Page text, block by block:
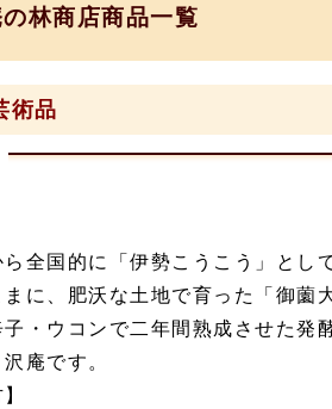
林商店商品一覧
術品
全国的に「伊勢こうこう」とし
に、肥沃な土地で育った「御薗
・ウコンで二年間熟成させた発
庵です。